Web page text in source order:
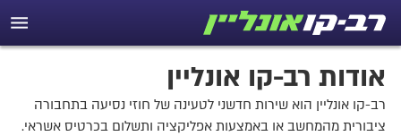
אודות רב-קו אונליין
רב-קו אונליין הוא שירות חדשני לטעינה של חוזי נסיעה בתחבורה
ציבורית מהמחשב או באמצעות אפליקציה ותשלום בכרטיס אשראי.